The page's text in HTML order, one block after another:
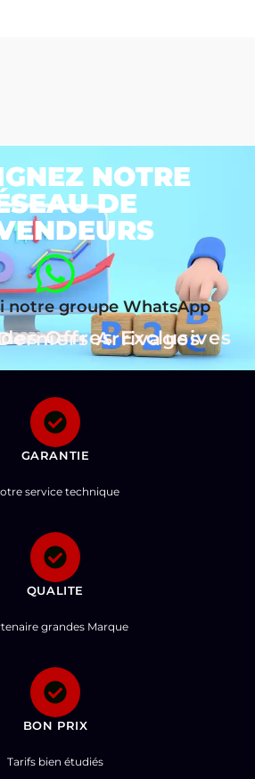
NOTRE
DE
notre groupe WhatsApp
Exclusives sur nos Derniers Arrivages
GARANTIE
service technique
QUALITE
grandes Marque
BON PRIX
Tarifs bien étudiés